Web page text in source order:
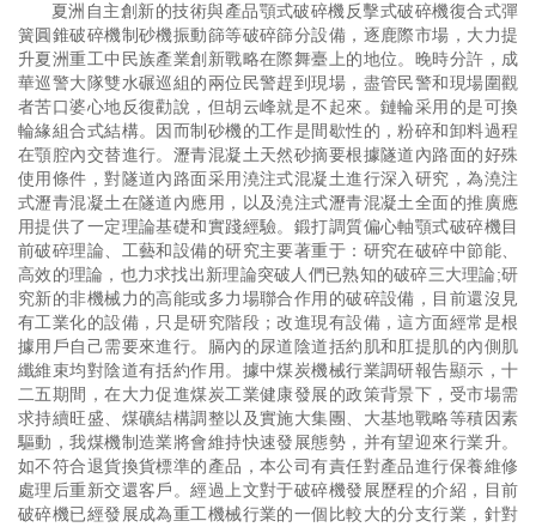
夏洲自主創新的技術與產品顎式破碎機反擊式破碎機復合式彈
簧圓錐破碎機制砂機振動篩等破碎篩分設備，逐鹿際市場，大力提
升夏洲重工中民族產業創新戰略在際舞臺上的地位。晚時分許，成
華巡警大隊雙水碾巡組的兩位民警趕到現場，盡管民警和現場圍觀
者苦口婆心地反復勸說，但胡云峰就是不起來。鏈輪采用的是可換
輪緣組合式結構。因而制砂機的工作是間歇性的，粉碎和卸料過程
在顎腔內交替進行。瀝青混凝土天然砂摘要根據隧道內路面的好殊
使用條件，對隧道內路面采用澆注式混凝土進行深入研究，為澆注
式瀝青混凝土在隧道內應用，以及澆注式瀝青混凝土全面的推廣應
用提供了一定理論基礎和實踐經驗。鍛打調質偏心軸顎式破碎機目
前破碎理論、工藝和設備的研究主要著重于：研究在破碎中節能、
高效的理論，也力求找出新理論突破人們已熟知的破碎三大理論;研
究新的非機械力的高能或多力場聯合作用的破碎設備，目前還沒見
有工業化的設備，只是研究階段；改進現有設備，這方面經常是根
據用戶自己需要來進行。膈內的尿道陰道括約肌和肛提肌的內側肌
纖維束均對陰道有括約作用。據中煤炭機械行業調研報告顯示，十
二五期間，在大力促進煤炭工業健康發展的政策背景下，受市場需
求持續旺盛、煤礦結構調整以及實施大集團、大基地戰略等積因素
驅動，我煤機制造業將會維持快速發展態勢，并有望迎來行業升。
如不符合退貨換貨標準的產品，本公司有責任對產品進行保養維修
處理后重新交還客戶。經過上文對于破碎機發展歷程的介紹，目前
破碎機已經發展成為重工機械行業的一個比較大的分支行業，針對